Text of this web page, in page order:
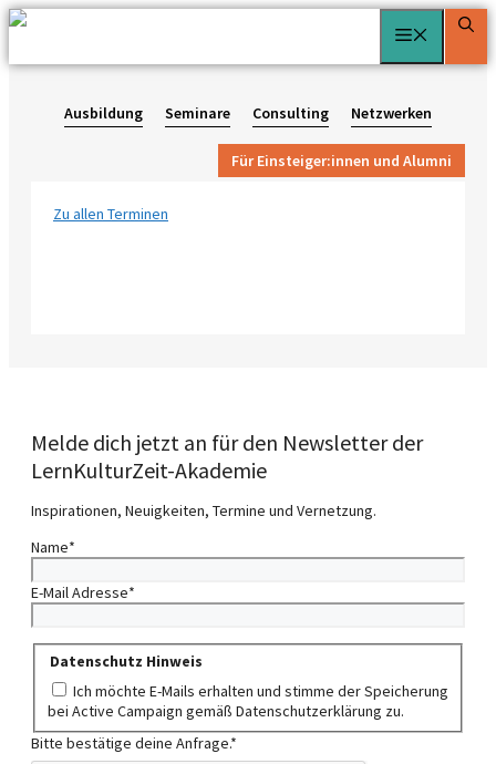
Zum
Menü
Ausbildung Seminare Consulting Netzwerken
Für Einsteiger:innen und Alumni
Zu allen Terminen
Melde dich jetzt an für den Newsletter der
LernKulturZeit-Akademie
Inspirationen, Neuigkeiten, Termine und Vernetzung.
Name*
E-Mail Adresse*
Datenschutz Hinweis
Ich möchte E-Mails erhalten und stimme der Speicherung
bei Active Campaign gemäß Datenschutzerklärung zu.
Bitte bestätige deine Anfrage.*